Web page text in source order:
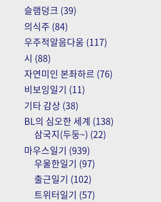
슬램덩크 (39)
의식주 (84)
우주적알음다움 (117)
시 (88)
자연미인 본좌하르 (76)
비보잉일기 (11)
기타 감상 (38)
BL의 심오한 세계 (138)
삼국지(두둥~) (22)
마우스일기 (939)
우울한일기 (97)
출근일기 (102)
트위터일기 (57)